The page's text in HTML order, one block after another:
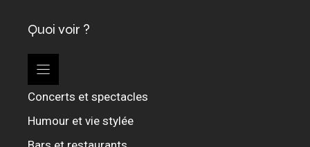
Quoi voir ?
Concerts et spectacles
Humour et vie stylée